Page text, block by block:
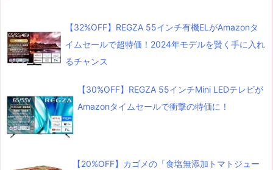
【32%OFF】REGZA 55インチ有機ELがAmazonタ
イムセールで超特価！2024年モデルを賢く手に入れ
るチャンス
【30%OFF】REGZA 55インチMini LEDテレビが
Amazonタイムセールで衝撃の特価に！
【20%OFF】カゴメの「食塩無添加トマトジュー